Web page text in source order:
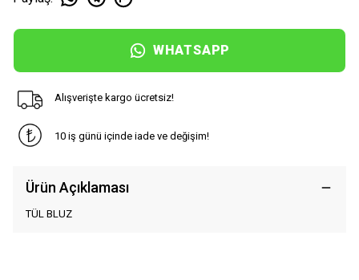
WHATSAPP
Alışverişte kargo ücretsiz!
10 iş günü içinde iade ve değişim!
Ürün Açıklaması
TÜL BLUZ